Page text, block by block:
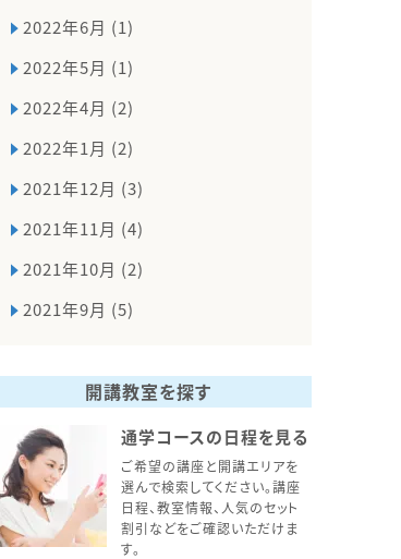
2022年6月 (1)
2022年5月 (1)
2022年4月 (2)
2022年1月 (2)
2021年12月 (3)
2021年11月 (4)
2021年10月 (2)
2021年9月 (5)
開講教室を探す
通学コースの日程を見る
ご希望の講座と開講エリアを
選んで検索してください。講座
日程、教室情報、人気のセット
割引などをご確認いただけま
す。